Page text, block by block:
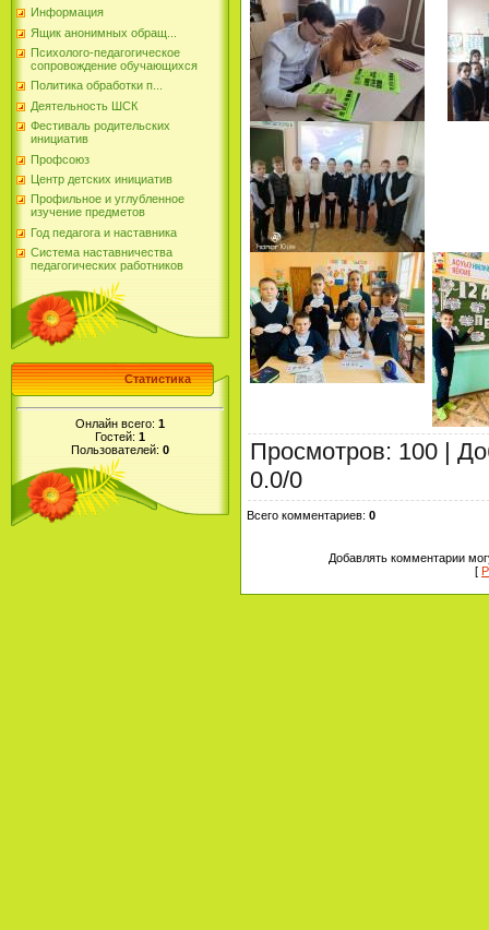
Информация
Ящик анонимных обращ...
Психолого-педагогическое
сопровождение обучающихся
Политика обработки п...
Деятельность ШСК
Фестиваль родительских
инициатив
Профсоюз
Центр детских инициатив
Профильное и углубленное
изучение предметов
Год педагога и наставника
Система наставничества
педагогических работников
Статистика
Онлайн всего: 1
Гостей: 1
Пользователей: 0 Просмотров: 100 |
0.0/0
Всего комментариев: 0
Добавлять комментарии
[